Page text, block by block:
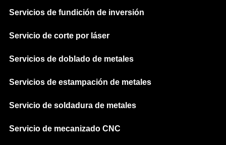
Servicios de fundición de inversión
Servicio de corte por láser
Servicios de doblado de metales
Servicios de estampación de metales
Servicio de soldadura de metales
Servicio de mecanizado CNC